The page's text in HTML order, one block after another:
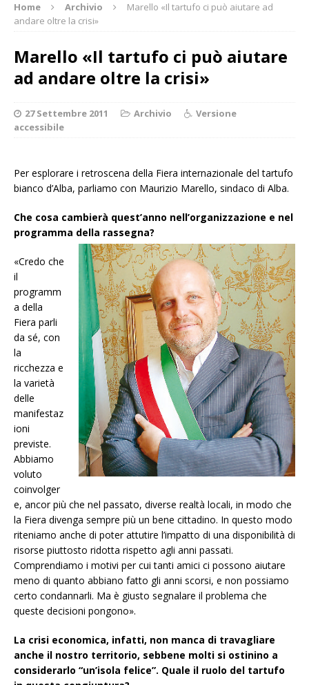
Home Archivio
Marello «Il tartufo ci può aiutare ad
andare oltre la crisi»
Marello «Il tartufo ci può aiutare
ad andare oltre la crisi»
27 Settembre 2011 Archivio
Versione
accessibile
Per esplorare i retroscena della Fiera internazionale del tartufo
bianco d’Alba, parliamo con Maurizio Marello, sindaco di Alba.
Che cosa cambierà quest’anno nell’organizzazione e nel
programma della rassegna?
«Credo che
il
programm
a della
Fiera parli
da sé, con
la
ricchezza e
la varietà
delle
manifestaz
ioni
previste.
Abbiamo
voluto
coinvolger
e, ancor più che nel passato, diverse realtà locali, in modo che
la Fiera divenga sempre più un bene cittadino. In questo modo
riteniamo anche di poter attutire l’impatto di una disponibilità di
risorse piuttosto ridotta rispetto agli anni passati.
Comprendiamo i motivi per cui tanti amici ci possono aiutare
meno di quanto abbiano fatto gli anni scorsi, e non possiamo
certo condannarli. Ma è giusto segnalare il problema che
queste decisioni pongono».
La crisi economica, infatti, non manca di travagliare
anche il nostro territorio, sebbene molti si ostinino a
considerarlo “un’isola felice”. Quale il ruolo del tartufo